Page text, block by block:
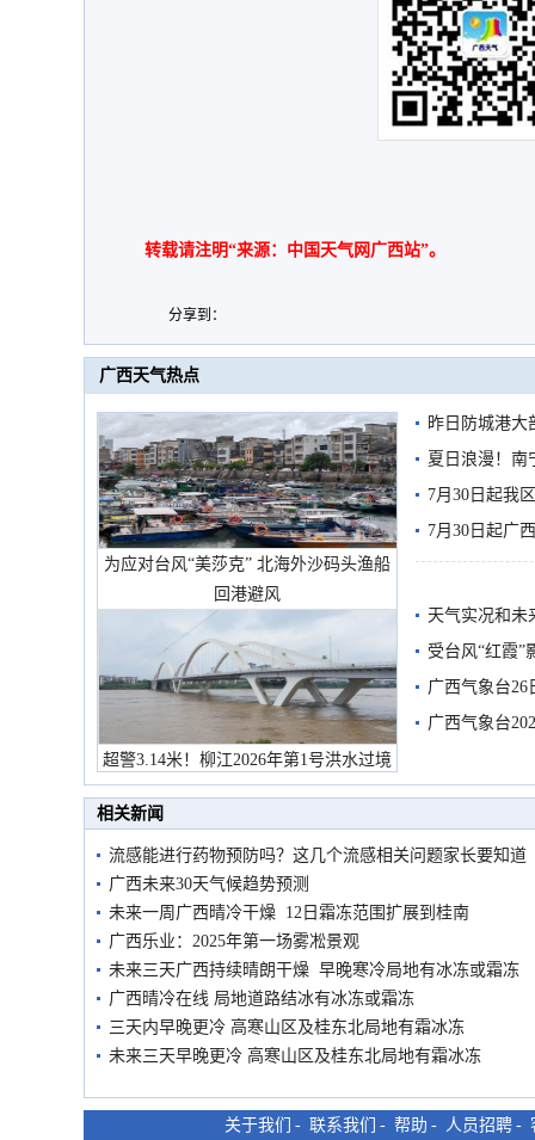
转载请注明“来源：中国天气网广西站”。
分享到：
广西天气热点
为应对台风“美莎克” 北海外沙码头渔船
回港避风
超警3.14米！柳江2026年第1号洪水过境
市民在堤岸见证汛况
昨日防城港大
雨
夏日浪漫！南
7月30日起我
7月30日起广
天气实况和未
受台风“红霞”
有较强降雨
广西气象台26
广西气象台
相关新闻
流感能进行药物预防吗？这几个流感相关问题家长要知道
广西未来30天气候趋势预测
未来一周广西晴冷干燥 12日霜冻范围扩展到桂南
广西乐业：2025年第一场雾凇景观
未来三天广西持续晴朗干燥 早晚寒冷局地有冰冻或霜冻
广西晴冷在线 局地道路结冰有冰冻或霜冻
三天内早晚更冷 高寒山区及桂东北局地有霜冰冻
未来三天早晚更冷 高寒山区及桂东北局地有霜冰冻
关于我们 - 联系我们 - 帮助 - 人员招聘 -